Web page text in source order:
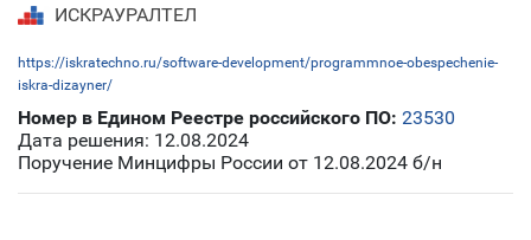
ИСКРАУРАЛТЕЛ
https://iskratechno.ru/software-development/programmnoe-obespechenie-
iskra-dizayner/
Номер в Едином Реестре российского ПО: 23530
Дата решения: 12.08.2024
Поручение Минцифры России от 12.08.2024 б/н